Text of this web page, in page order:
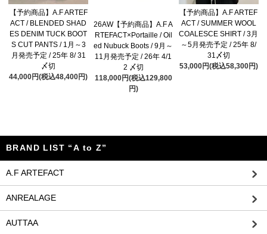
【予約商品】A.F ARTEF
ACT / BLENDED SHAD
ES DENIM TUCK BOOT
S CUT PANTS / 1月～3
月発売予定 / 25年 8/ 31
〆切
44,000円(税込48,400円)
26AW【予約商品】A.F A
RTEFACT×Portaille / Oil
ed Nubuck Boots / 9月～
11月発売予定 / 26年 4/1
2 〆切
118,000円(税込129,800
円)
【予約商品】A.F ARTEF
ACT / SUMMER WOOL
COALESCE SHIRT / 3月
～5月発売予定 / 25年 8/
31〆切
53,000円(税込58,300円)
BRAND LIST “A to Z”
A.F ARTEFACT
ANREALAGE
AUTTAA